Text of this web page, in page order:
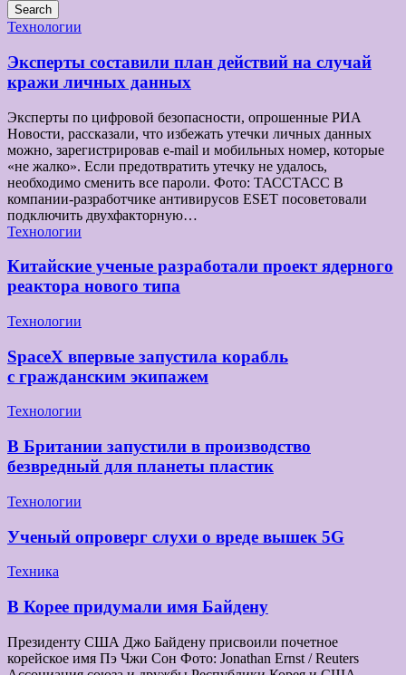
Search
Технологии
Эксперты составили план действий на случай
кражи личных данных
Эксперты по цифровой безопасности, опрошенные РИА
Новости, рассказали, что избежать утечки личных данных
можно, зарегистрировав e-mail и мобильных номер, которые
«не жалко». Если предотвратить утечку не удалось,
необходимо сменить все пароли. Фото: ТАССТАСС В
компании-разработчике антивирусов ESET посоветовали
подключить двухфакторную…
Технологии
Китайские ученые разработали проект ядерного
реактора нового типа
Технологии
SpaceX впервые запустила корабль
с гражданским экипажем
Технологии
В Британии запустили в производство
безвредный для планеты пластик
Технологии
Ученый опроверг слухи о вреде вышек 5G
Техника
В Корее придумали имя Байдену
Президенту США Джо Байдену присвоили почетное
корейское имя Пэ Чжи Сон Фото: Jonathan Ernst / Reuters